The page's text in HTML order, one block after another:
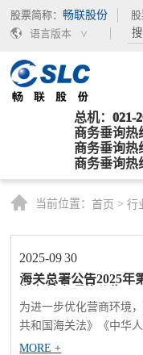
股票简称：畅联股份
语言版本
总机：021-
商务垂询热
商务垂询热
商务垂询热
当前位置：首页 >行
2025-09 30
海关总署公告2025年
为进一步优化营商环境
共和国海关法》《中华
国海关稽查条例》等有
MORE +